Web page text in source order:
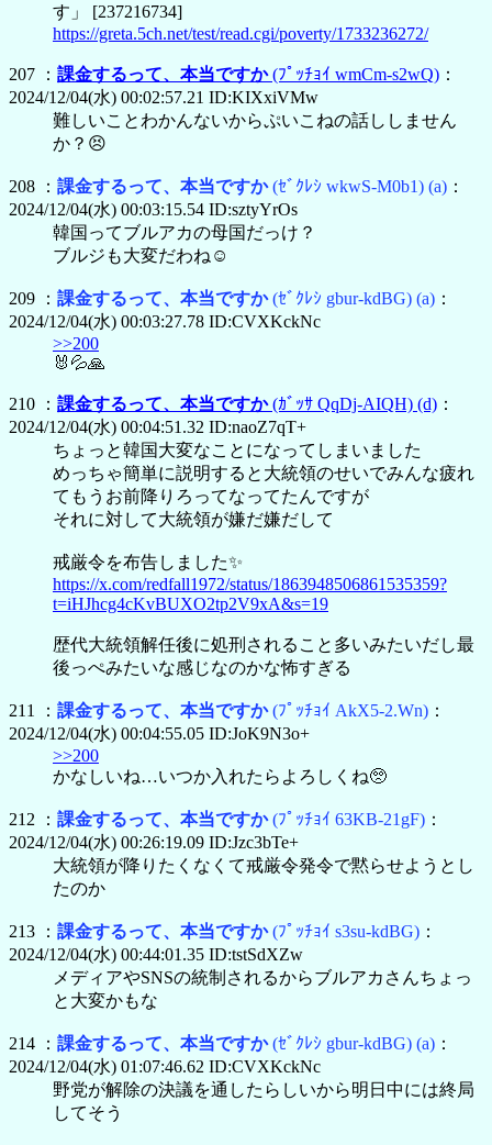
す」 [237216734]
https://greta.5ch.net/test/read.cgi/poverty/1733236272/
207 ： 課金するって、本当ですか(ﾌﾟｯﾁｮｲ wmCm-s2wQ) ：
2024/12/04(水) 00:02:57.21 ID:KIXxiVMw
難しいことわかんないからぷいこねの話ししません
か？😣
208 ： 課金するって、本当ですか(ｾﾞｸﾚｼ wkwS-M0b1) (a) ：
2024/12/04(水) 00:03:15.54 ID:sztyYrOs
韓国ってブルアカの母国だっけ？
ブルジも大変だわね☺️
209 ： 課金するって、本当ですか(ｾﾞｸﾚｼ gbur-kdBG) (a) ：
2024/12/04(水) 00:03:27.78 ID:CVXKckNc
>>200
🐰💦🙏
210 ： 課金するって、本当ですか(ｶﾞｯｻ QqDj-AIQH) (d) ：
2024/12/04(水) 00:04:51.32 ID:naoZ7qT+
ちょっと韓国大変なことになってしまいました
めっちゃ簡単に説明すると大統領のせいでみんな疲れ
てもうお前降りろってなってたんですが
それに対して大統領が嫌だ嫌だして
戒厳令を布告しました✨
https://x.com/redfall1972/status/1863948506861535359?
t=iHJhcg4cKvBUXO2tp2V9xA&s=19
歴代大統領解任後に処刑されること多いみたいだし最
後っぺみたいな感じなのかな怖すぎる
211 ： 課金するって、本当ですか(ﾌﾟｯﾁｮｲ AkX5-2.Wn) ：
2024/12/04(水) 00:04:55.05 ID:JoK9N3o+
>>200
かなしいね…いつか入れたらよろしくね🥺
212 ： 課金するって、本当ですか(ﾌﾟｯﾁｮｲ 63KB-21gF) ：
2024/12/04(水) 00:26:19.09 ID:Jzc3bTe+
大統領が降りたくなくて戒厳令発令で黙らせようとし
たのか
213 ： 課金するって、本当ですか(ﾌﾟｯﾁｮｲ s3su-kdBG) ：
2024/12/04(水) 00:44:01.35 ID:tstSdXZw
メディアやSNSの統制されるからブルアカさんちょっ
と大変かもな
214 ： 課金するって、本当ですか(ｾﾞｸﾚｼ gbur-kdBG) (a) ：
2024/12/04(水) 01:07:46.62 ID:CVXKckNc
野党が解除の決議を通したらしいから明日中には終局
してそう